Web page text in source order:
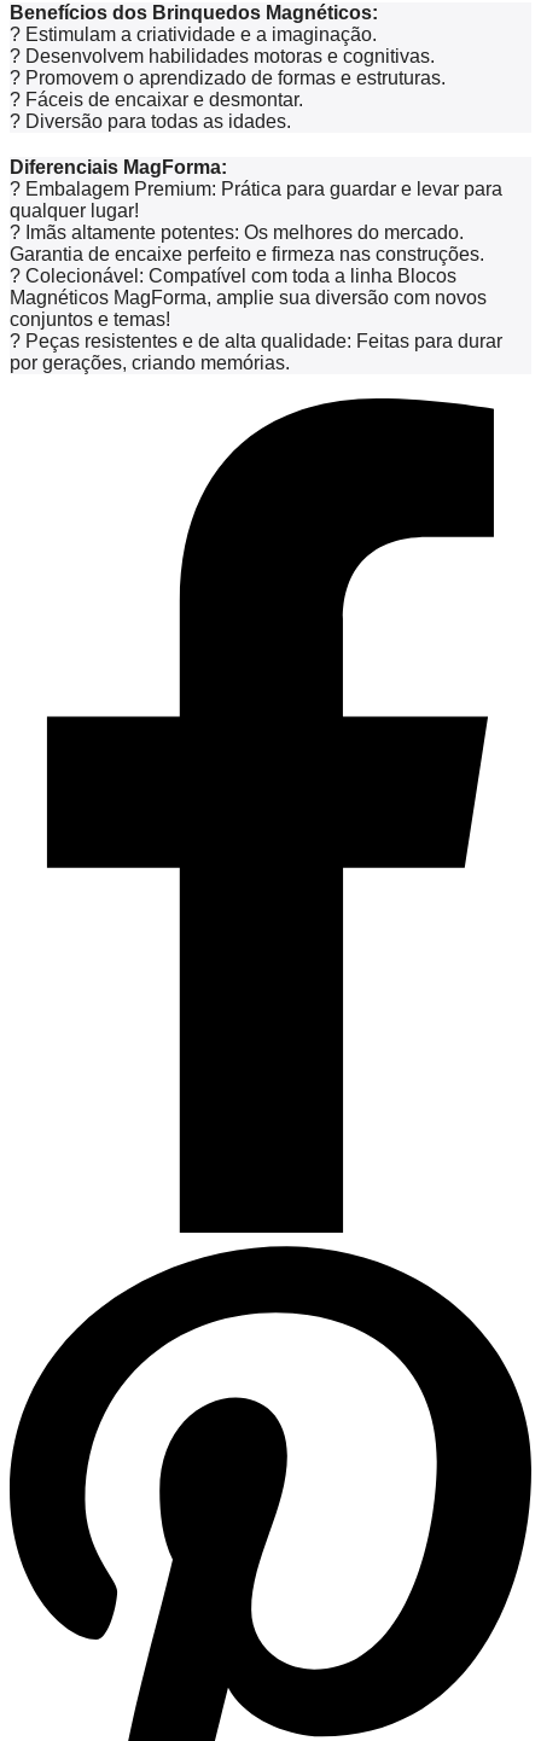
Benefícios dos Brinquedos Magnéticos:
? Estimulam a criatividade e a imaginação.
? Desenvolvem habilidades motoras e cognitivas.
? Promovem o aprendizado de formas e estruturas.
? Fáceis de encaixar e desmontar.
? Diversão para todas as idades.
Diferenciais MagForma:
? Embalagem Premium: Prática para guardar e levar para
qualquer lugar!
? Imãs altamente potentes: Os melhores do mercado.
Garantia de encaixe perfeito e firmeza nas construções.
? Colecionável: Compatível com toda a linha Blocos
Magnéticos MagForma, amplie sua diversão com novos
conjuntos e temas!
? Peças resistentes e de alta qualidade: Feitas para durar
por gerações, criando memórias.